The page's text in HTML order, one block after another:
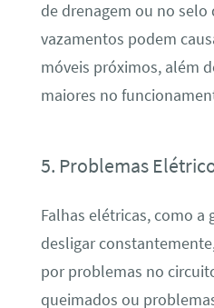
de drenagem ou no selo
vazamentos podem
móveis próximos, além
maiores no
5. Problemas
Falhas elétricas, como a
desligar
por problemas no
queimados ou